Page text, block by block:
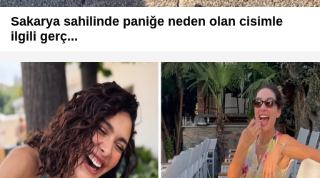
Sakarya sahilinde paniğe neden olan cisimle
ilgili gerç...